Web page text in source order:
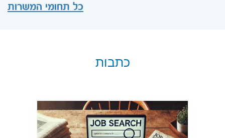
כל תחומי המשרות
כתבות